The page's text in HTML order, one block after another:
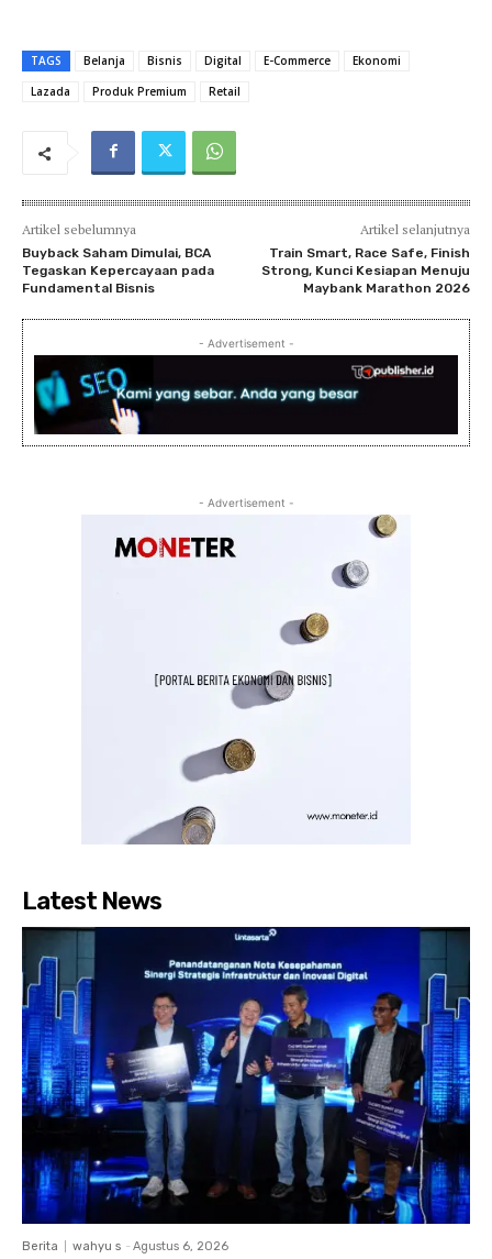
TAGS Belanja Bisnis Digital E-Commerce
Ekonomi
Lazada
Produk Premium Retail
Artikel sebelumnya
Buyback Saham Dimulai, BCA
Tegaskan Kepercayaan pada
Fundamental Bisnis
Artikel selanjutnya
Train Smart, Race Safe, Finish
Strong, Kunci Kesiapan Menuju
Maybank Marathon 2026
- Advertisement -
- Advertisement -
Latest News
Berita wahyu s - Agustus 6, 2026